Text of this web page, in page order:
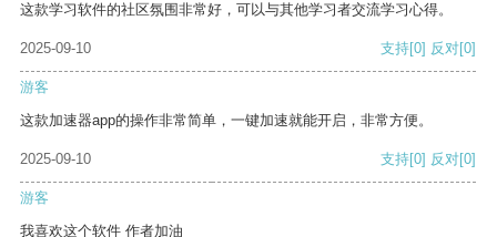
这款学习软件的社区氛围非常好，可以与其他学习者交流学习心得。
2025-09-10 支持[0] 反对[0]
游客
这款加速器app的操作非常简单，一键加速就能开启，非常方便。
2025-09-10 支持[0] 反对[0]
游客
我喜欢这个软件 作者加油